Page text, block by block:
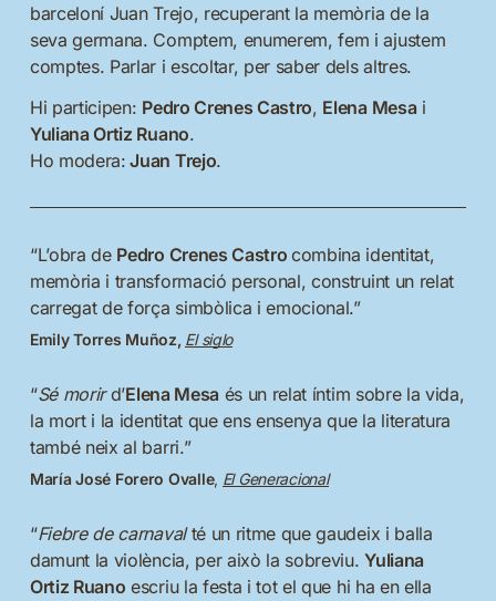
barceloní Juan Trejo, recuperant la memòria de la
seva germana. Comptem, enumerem, fem i ajustem
comptes. Parlar i escoltar, per saber dels altres.
Hi participen: Pedro Crenes Castro, Elena Mesa i
Yuliana Ortiz Ruano.
Ho modera: Juan Trejo.
“L’obra de Pedro Crenes Castrocombina identitat,
memòria i transformació personal, construint un relat
carregat de força simbòlica i emocional.”
Emily Torres Muñoz, El siglo
“Sé morird’Elena Mesa és un relat íntim sobre la vida,
la mort i la identitat que ens ensenya que la literatura
també neix al barri.”
María José Forero Ovalle, El Generacional
“Fiebre de carnavalté un ritme que gaudeix i balla
damunt la violència, per això la sobreviu.Yuliana
Ortiz Ruano escriu la festa i tot el que hi ha en ella